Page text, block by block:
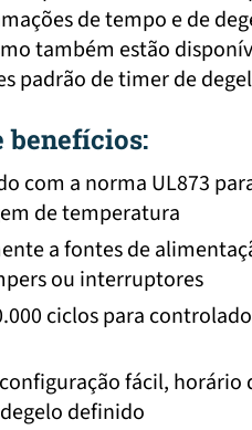
de tempo e de
também estão
padrão de timer de
benefícios:
com a norma UL873
de temperatura
a fontes de
ou interruptores
ciclos para
fácil,
definido